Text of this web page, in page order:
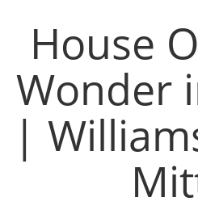
House
Wonder
|